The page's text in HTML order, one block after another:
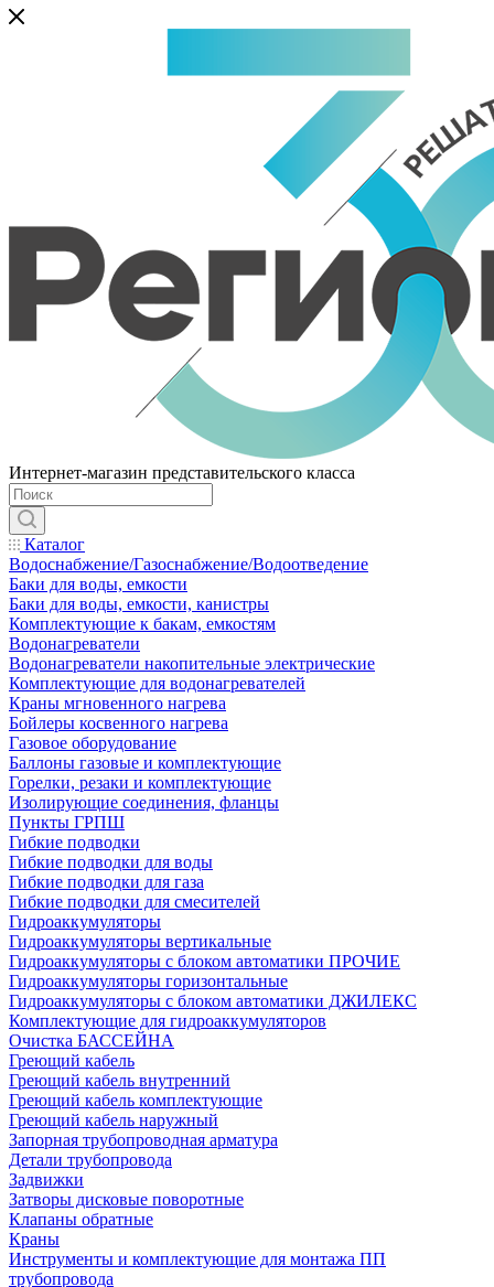
Интернет-магазин представительского класса
Каталог
Водоснабжение/Газоснабжение/Водоотведение
Баки для воды, емкости
Баки для воды, емкости, канистры
Комплектующие к бакам, емкостям
Водонагреватели
Водонагреватели накопительные электрические
Комплектующие для водонагревателей
Краны мгновенного нагрева
Бойлеры косвенного нагрева
Газовое оборудование
Баллоны газовые и комплектующие
Горелки, резаки и комплектующие
Изолирующие соединения, фланцы
Пункты ГРПШ
Гибкие подводки
Гибкие подводки для воды
Гибкие подводки для газа
Гибкие подводки для смесителей
Гидроаккумуляторы
Гидроаккумуляторы вертикальные
Гидроаккумуляторы с блоком автоматики ПРОЧИЕ
Гидроаккумуляторы горизонтальные
Гидроаккумуляторы с блоком автоматики ДЖИЛЕКС
Комплектующие для гидроаккумуляторов
Очистка БАССЕЙНА
Греющий кабель
Греющий кабель внутренний
Греющий кабель комплектующие
Греющий кабель наружный
Запорная трубопроводная арматура
Детали трубопровода
Задвижки
Затворы дисковые поворотные
Клапаны обратные
Краны
Инструменты и комплектующие для монтажа ПП
трубопровода